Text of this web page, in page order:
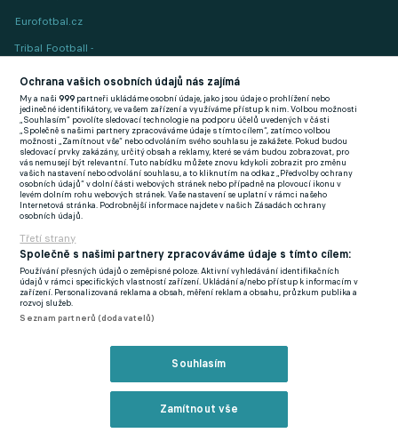
Eurofotbal.cz
Tribal Football -
(EN)
FlashFutbal (SK)
Tenisportal.cz
Tenisové zprávy
na Livesportu
Podmínky užití
Zásady ochrany osobních údajů
GDPR a žurnalistika
Ochrana vašich osobních údajů nás zajímá
My a naši999 partneři ukládáme osobní údaje, jako jsou údaje o prohlížení nebo
jedinečné identifikátory, ve vašem zařízení a využíváme přístup k nim. Volbou možnosti
„Souhlasím“ povolíte sledovací technologie na podporu účelů uvedených v části
„Společně s našimi partnery zpracováváme údaje s tímto cílem“, zatímco volbou
možnosti „Zamítnout vše“ nebo odvoláním svého souhlasu je zakážete. Pokud budou
sledovací prvky zakázány, určitý obsah a reklamy, které se vám budou zobrazovat, pro
vás nemusejí být relevantní. Tuto nabídku můžete znovu kdykoli zobrazit pro změnu
vašich nastavení nebo odvolání souhlasu, a to kliknutím na odkaz „Předvolby ochrany
osobních údajů“ v dolní části webových stránek nebo případně na plovoucí ikonu v
levém dolním rohu webových stránek. Vaše nastavení se uplatní v rámci našeho
Internetová stránka. Podrobnější informace najdete v našich Zásadách ochrany
osobních údajů.
Třetí strany
Společně s našimi partnery zpracováváme údaje s tímto cílem:
Používání přesných údajů o zeměpisné poloze. Aktivní vyhledávání identifikačních
údajů v rámci specifických vlastností zařízení. Ukládání a/nebo přístup k informacím v
zařízení. Personalizovaná reklama a obsah, měření reklam a obsahu, průzkum publika a
rozvoj služeb.
Seznam partnerů (dodavatelů)
Souhlasím
Zamítnout vše